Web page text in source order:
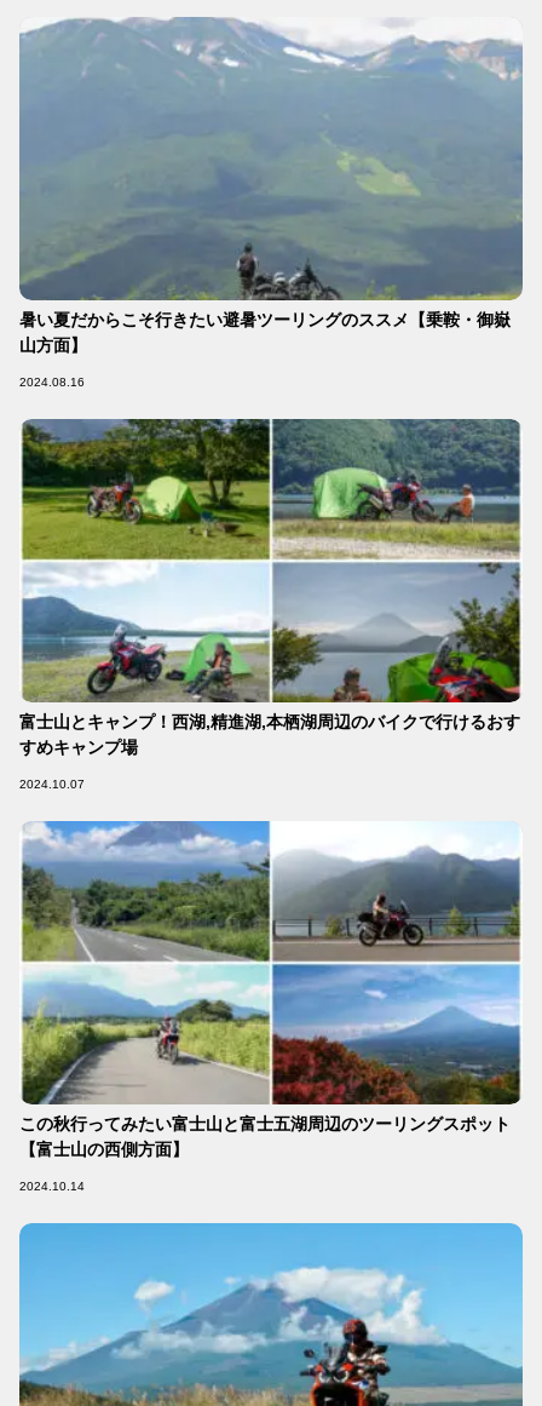
暑い夏だからこそ行きたい避暑ツーリングのススメ【乗鞍・御嶽
山方面】
2024.08.16
富士山とキャンプ！西湖,精進湖,本栖湖周辺のバイクで行けるおす
すめキャンプ場
2024.10.07
この秋行ってみたい富士山と富士五湖周辺のツーリングスポット
【富士山の西側方面】
2024.10.14